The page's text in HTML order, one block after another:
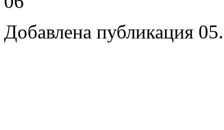
Добавлена публикация